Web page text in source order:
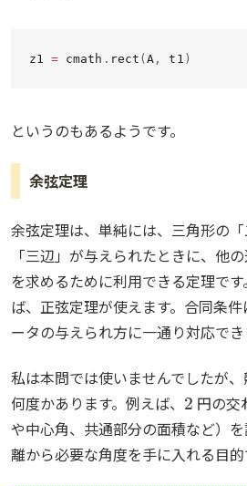
z1 = cmath . rect (A , t1 )
というのもあるようです。
余弦定理
余弦定理は、単純には、三角形の
「三辺」が与えられたときに、他
を求めるために利用できる定理で
ば、正弦定理が使えます。合同条
ータの与えられ方に一通り対応でき
私は本問では使いませんでしたが
何度かあります。例えば、
2
円の交
や中心角、共通部分の面積など）
離から必要な角度を手に入れる目的